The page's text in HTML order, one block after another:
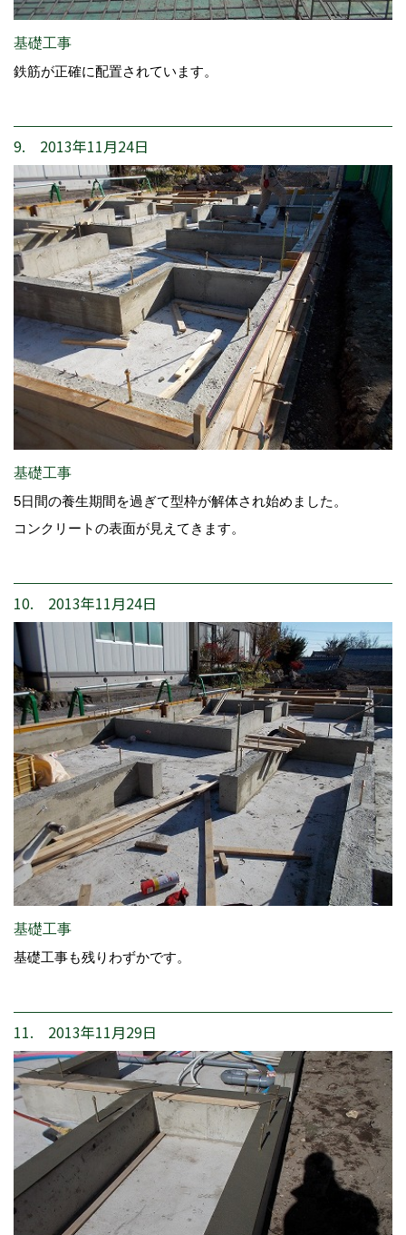
基礎工事
鉄筋が正確に配置されています。
9. 2013年11月24日
基礎工事
5日間の養生期間を過ぎて型枠が解体され始めました。
コンクリートの表面が見えてきます。
10. 2013年11月24日
基礎工事
基礎工事も残りわずかです。
11. 2013年11月29日